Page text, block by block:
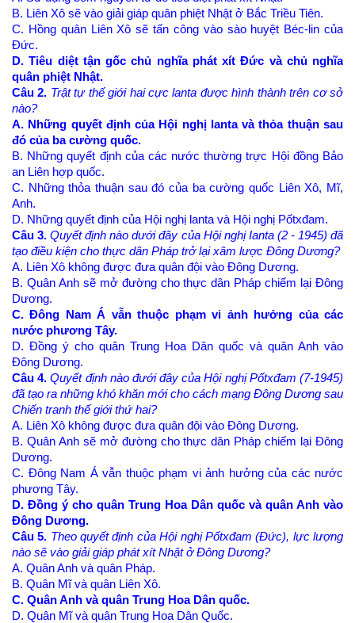
B. Liên Xô sẽ vào giải giáp quân phiệt Nhật ở Bắc Triều Tiên.
C. Hồng quân Liên Xô sẽ tấn công vào sào huyệt Béc-lin của
Đức.
D. Tiêu diệt tận gốc chủ nghĩa phát xít Đức và chủ nghĩa
quân phiệt Nhật.
Câu 2. Trật tự thế giới hai cực lanta được hình thành trên cơ sở
nào?
A. Những quyết định của Hội nghị lanta và thỏa thuận sau
đó của ba cường quốc.
B. Những quyết định của các nước thường trực Hội đồng Bảo
an Liên hợp quốc.
C. Những thỏa thuận sau đó của ba cường quốc Liên Xô, Mĩ,
Anh.
D. Những quyết định của Hội nghị lanta và Hội nghị Pốtxđam.
Câu 3. Quyết định nào dưới đây của Hội nghị Ianta (2 - 1945) đã
tạo điều kiện cho thực dân Pháp trở lại xâm lược Đông Dương?
A. Liên Xô không được đưa quân đội vào Đông Dương.
B. Quân Anh sẽ mở đường cho thực dân Pháp chiếm lại Đông
Dương.
C. Đông Nam Á vẫn thuộc phạm vi ảnh hưởng của các
nước phương Tây.
D. Đồng ý cho quân Trung Hoa Dân quốc và quân Anh vào
Đông Dương.
Câu 4. Quyết định nào đưới đây của Hội nghị Pốtxđam (7-1945)
đã tạo ra những khó khăn mới cho cách mạng Đông Dương sau
Chiến tranh thế giới thứ hai?
A. Liên Xô không được đưa quân đội vào Đông Dương.
B. Quân Anh sẽ mở đường cho thực dân Pháp chiếm lại Đông
Dương.
C. Đông Nam Á vẫn thuộc phạm vi ảnh hưởng của các nước
phương Tây.
D. Đồng ý cho quân Trung Hoa Dân quốc và quân Anh vào
Đông Dương.
Câu 5. Theo quyết định của Hội nghị Pốtxđam (Đức), lực lượng
nào sẽ vào giải giáp phát xít Nhật ở Đông Dương?
A. Quân Anh và quân Pháp.
B. Quân Mĩ và quân Liên Xô.
C. Quân Anh và quân Trung Hoa Dân quốc.
D. Quân Mĩ và quân Trung Hoa Dân Quốc.